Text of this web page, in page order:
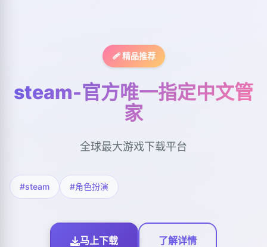
🩹 精品推荐
steam-官方唯一指定中文管
家
全球最大游戏下载平台
#steam #角色扮演
马上下载 了解详情